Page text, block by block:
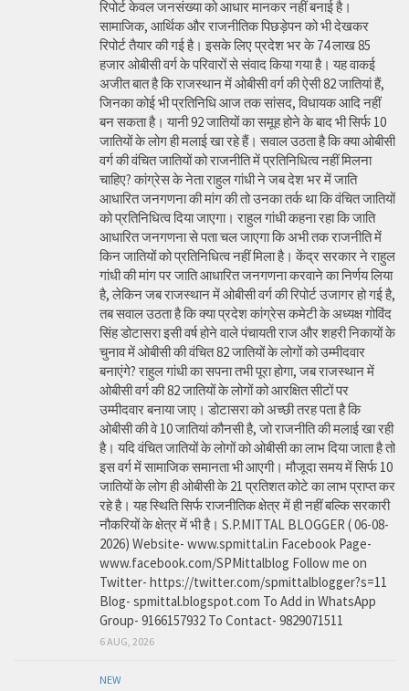
रिपोर्ट केवल जनसंख्या को आधार मानकर नहीं बनाई है।
सामाजिक, आर्थिक और राजनीतिक पिछड़ेपन को भी देखकर
रिपोर्ट तैयार की गई है। इसके लिए प्रदेश भर के 74 लाख 85
हजार ओबीसी वर्ग के परिवारों से संवाद किया गया है। यह वाकई
अजीत बात है कि राजस्थान में ओबीसी वर्ग की ऐसी 82 जातियां हैं,
जिनका कोई भी प्रतिनिधि आज तक सांसद, विधायक आदि नहीं
बन सकता है। यानी 92 जातियों का समूह होने के बाद भी सिर्फ 10
जातियों के लोग ही मलाई खा रहे हैं। सवाल उठता है कि क्या ओबीसी
वर्ग की वंचित जातियों को राजनीति में प्रतिनिधित्व नहीं मिलना
चाहिए? कांग्रेस के नेता राहुल गांधी ने जब देश भर में जाति
आधारित जनगणना की मांग की तो उनका तर्क था कि वंचित जातियों
को प्रतिनिधित्व दिया जाएगा। राहुल गांधी कहना रहा कि जाति
आधारित जनगणना से पता चल जाएगा कि अभी तक राजनीति में
किन जातियों को प्रतिनिधित्व नहीं मिला है। केंद्र सरकार ने राहुल
गांधी की मांग पर जाति आधारित जनगणना करवाने का निर्णय लिया
है, लेकिन जब राजस्थान में ओबीसी वर्ग की रिपोर्ट उजागर हो गई है,
तब सवाल उठता है कि क्या प्रदेश कांग्रेस कमेटी के अध्यक्ष गोविंद
सिंह डोटासरा इसी वर्ष होने वाले पंचायती राज और शहरी निकायों के
चुनाव में ओबीसी की वंचित 82 जातियों के लोगों को उम्मीदवार
बनाएंगे? राहुल गांधी का सपना तभी पूरा होगा, जब राजस्थान में
ओबीसी वर्ग की 82 जातियों के लोगों को आरक्षित सीटों पर
उम्मीदवार बनाया जाए। डोटासरा को अच्छी तरह पता है कि
ओबीसी की वे 10 जातियां कौनसी है, जो राजनीति की मलाई खा रही
है। यदि वंचित जातियों के लोगों को ओबीसी का लाभ दिया जाता है तो
इस वर्ग में सामाजिक समानता भी आएगी। मौजूदा समय में सिर्फ 10
जातियों के लोग ही ओबीसी के 21 प्रतिशत कोटे का लाभ प्राप्त कर
रहे है। यह स्थिति सिर्फ राजनीतिक क्षेत्र में ही नहीं बल्कि सरकारी
नौकरियों के क्षेत्र में भी है। S.P.MITTAL BLOGGER ( 06-08-
2026) Website- www.spmittal.in Facebook Page-
www.facebook.com/SPMittalblog Follow me on
Twitter- https://twitter.com/spmittalblogger?s=11
Blog- spmittal.blogspot.com To Add in WhatsApp
Group- 9166157932 To Contact- 9829071511
6 AUG, 2026
NEW